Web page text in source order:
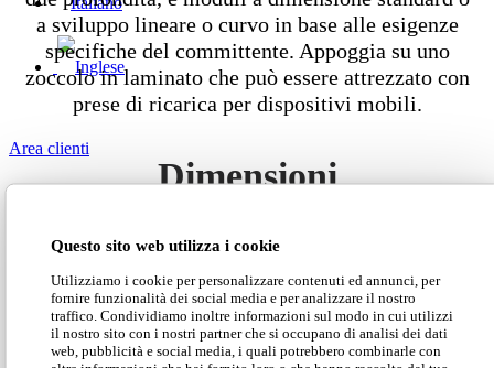
Questo sito web utilizza i cookie
Utilizziamo i cookie per personalizzare contenuti ed annunci, per
fornire funzionalità dei social media e per analizzare il nostro
traffico. Condividiamo inoltre informazioni sul modo in cui utilizzi
il nostro sito con i nostri partner che si occupano di analisi dei dati
web, pubblicità e social media, i quali potrebbero combinarle con
Area clienti
a sviluppo lineare o curvo in base alle esigenze
specifiche del committente. Appoggia su uno
zoccolo in laminato che può essere attrezzato con
prese di ricarica per dispositivi mobili.
Dimensioni
Scarica il catalogo